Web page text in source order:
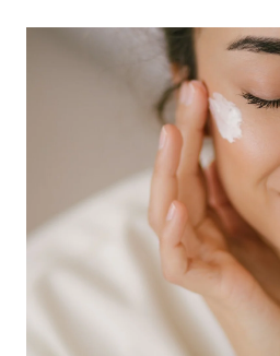
MODA & LJEPOTA